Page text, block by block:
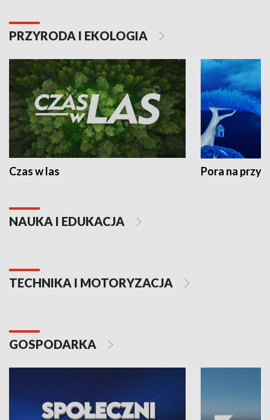
PRZYRODA I EKOLOGIA
Czas w las Pora na
NAUKA I EDUKACJA
TECHNIKA I MOTORYZACJA
GOSPODARKA